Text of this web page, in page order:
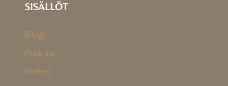
SISÄLLÖT
Blogi
Podcast
Videot